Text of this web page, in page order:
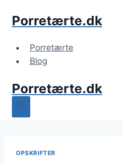
Porretærte.dk
Porretærte
Blog
Porretærte.dk
OPSKRIFTER